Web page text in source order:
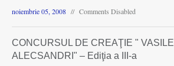
noiembrie 05, 2008 Comments Disabled
CONCURSUL DE CREAŢIE " VASILE
ALECSANDRI" – Ediţia a III-a